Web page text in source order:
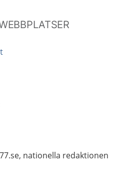
nationella redaktionen